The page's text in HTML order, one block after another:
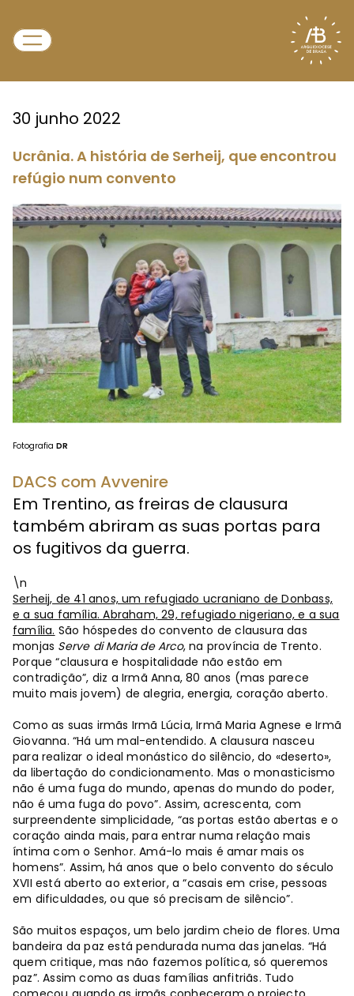
30 junho 2022
Ucrânia. A história de Serheij, que encontrou
refúgio num convento
Fotografia DR
DACS com Avvenire
Em Trentino, as freiras de clausura
também abriram as suas portas para
os fugitivos da guerra.
\n
Serheij, de 41 anos, um refugiado ucraniano de Donbass,
e a sua família. Abraham, 29, refugiado nigeriano, e a sua
família. São hóspedes do convento de clausura das
monjas Serve di Maria de Arco, na província de Trento.
Porque “clausura e hospitalidade não estão em
contradição”, diz a Irmã Anna, 80 anos (mas parece
muito mais jovem) de alegria, energia, coração aberto.
Como as suas irmãs Irmã Lúcia, Irmã Maria Agnese e Irmã
Giovanna. “Há um mal-entendido. A clausura nasceu
para realizar o ideal monástico do silêncio, do «deserto»,
da libertação do condicionamento. Mas o monasticismo
não é uma fuga do mundo, apenas do mundo do poder,
não é uma fuga do povo”. Assim, acrescenta, com
surpreendente simplicidade, “as portas estão abertas e o
coração ainda mais, para entrar numa relação mais
íntima com o Senhor. Amá-lo mais é amar mais os
homens”. Assim, há anos que o belo convento do século
XVII está aberto ao exterior, a “casais em crise, pessoas
em dificuldades, ou que só precisam de silêncio”.
São muitos espaços, um belo jardim cheio de flores. Uma
bandeira da paz está pendurada numa das janelas. “Há
quem critique, mas não fazemos política, só queremos
paz”. Assim como as duas famílias anfitriãs. Tudo